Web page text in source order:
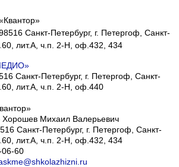
Санкт-Петербург, г. Петергоф, Санкт-
лит.А, ч.п. 2-Н, оф.432, 434
Санкт-Петербург, г. Петергоф, Санкт-
лит.А, ч.п. 2-Н, оф.440
Михаил Валерьевич
Санкт-Петербург, г. Петергоф Санкт-
лит.А, ч.п. 2-Н, оф.432, 434
06-60